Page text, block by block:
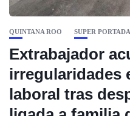
QUINTANA ROO SUPER PORTADA
Extrabajador
irregularidades
laboral tras